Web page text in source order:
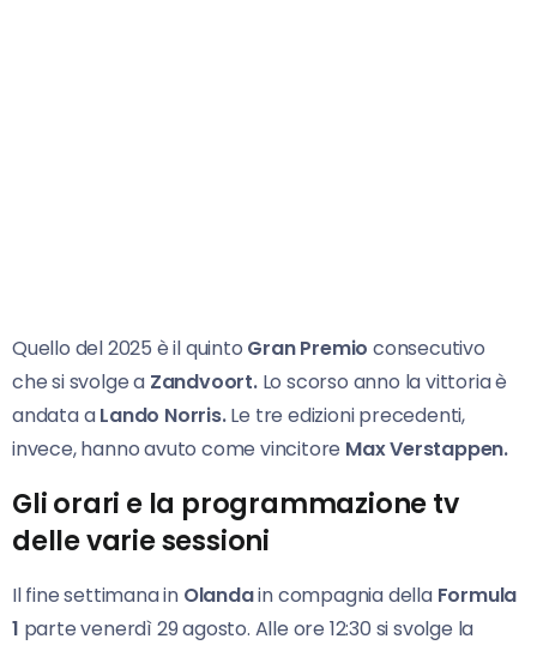
Quello del 2025 è il quinto Gran Premio consecutivo
che si svolge a Zandvoort.Lo scorso anno la vittoria è
andata aLando Norris.Le tre edizioni precedenti,
invece, hanno avuto come vincitore Max Verstappen.
Gli orari e la programmazione tv
delle varie sessioni
Il fine settimana in Olandain compagnia della Formula
1 parte venerdì 29 agosto. Alle ore 12:30 si svolge la